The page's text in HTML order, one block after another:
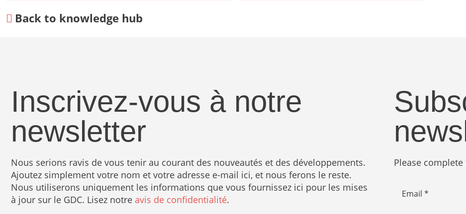
Back to knowledge hub
Inscrivez-vous à notre
newsletter
Nous serions ravis de vous tenir au courant des nouveautés et des développements.
Ajoutez simplement votre nom et votre adresse e-mail ici, et nous ferons le reste.
Nous utiliserons uniquement les informations que vous fournissez ici pour les mises
à jour sur le GDC. Lisez notre avis de confidentialité.
Please
Email *